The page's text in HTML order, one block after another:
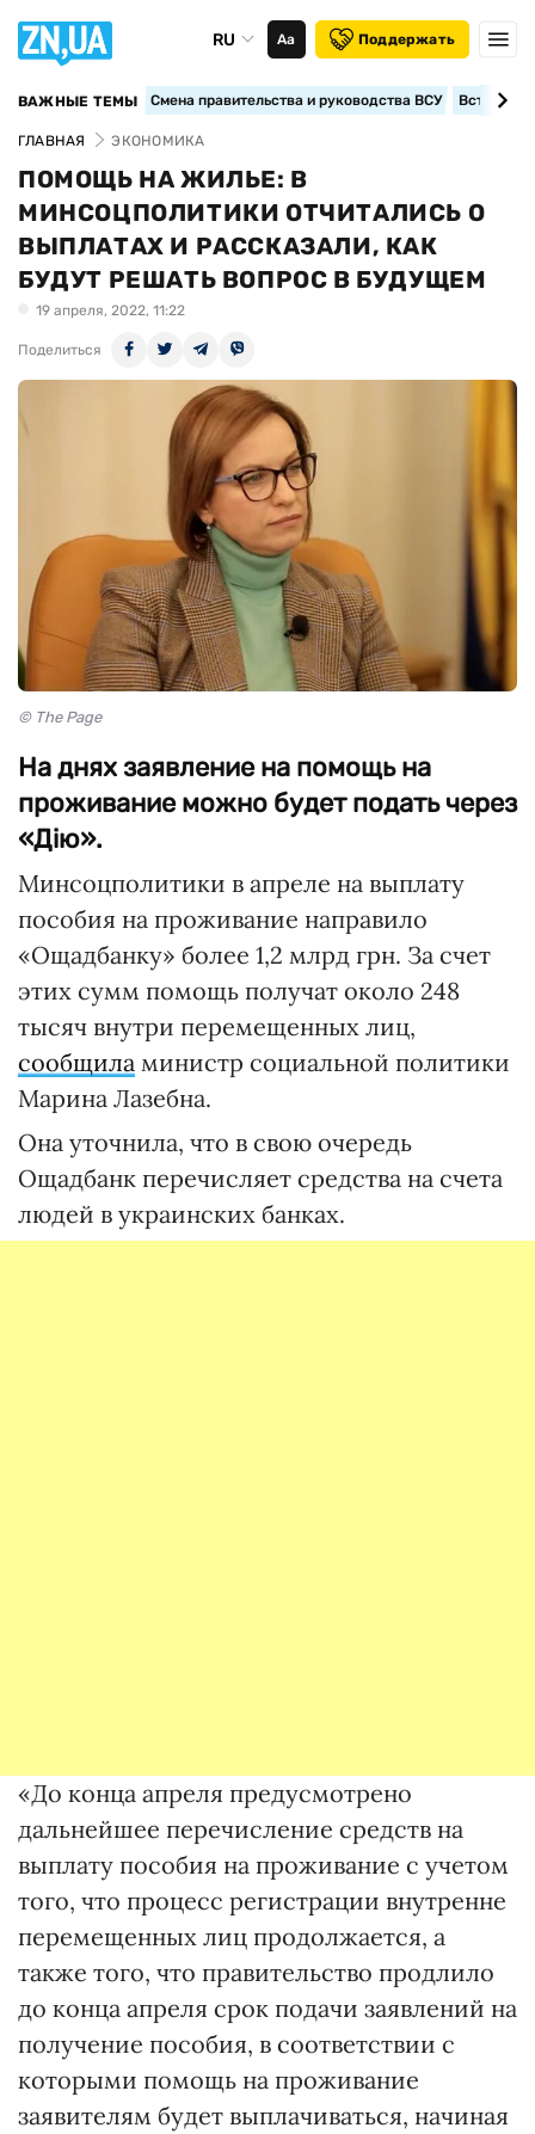
RU Аа Поддержать
ВАЖНЫЕ ТЕМЫ Смена правительства и руководства ВСУ
ГЛАВНАЯ ЭКОНОМИКА
ПОМОЩЬ НА ЖИЛЬЕ: В
МИНСОЦПОЛИТИКИ ОТЧИТАЛИСЬ О
ВЫПЛАТАХ И РАССКАЗАЛИ, КАК
БУДУТ РЕШАТЬ ВОПРОС В БУДУЩЕМ
19 апреля, 2022, 11:22
Поделиться
© The Page
На днях заявление на помощь на
проживание можно будет подать через
«Дію».
Минсоцполитики в апреле на выплату
пособия на проживание направило
«Ощадбанку» более 1,2 млрд грн. За счет
этих сумм помощь получат около 248
тысяч внутри перемещенных лиц,
сообщила министр социальной политики
Марина Лазебна.
Она уточнила, что в свою очередь
Ощадбанк перечисляет средства на счета
людей в украинских банках.
«До конца апреля предусмотрено
дальнейшее перечисление средств на
выплату пособия на проживание с учетом
того, что процесс регистрации внутренне
перемещенных лиц продолжается, а
также того, что правительство продлило
до конца апреля срок подачи заявлений на
получение пособия, в соответствии с
которыми помощь на проживание
заявителям будет выплачиваться, начиная